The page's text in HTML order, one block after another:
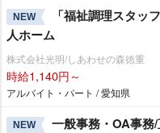
NEW
「福祉調理スタッ
人ホーム
株式会社光明/しあわせの森徳重
時給1,140円～
アルバイト・パート / 愛知県
NEW
一般事務・OA事務